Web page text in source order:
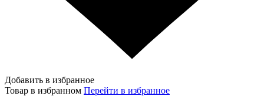
Добавить в избранное
Товар в избранном Перейти в избранное